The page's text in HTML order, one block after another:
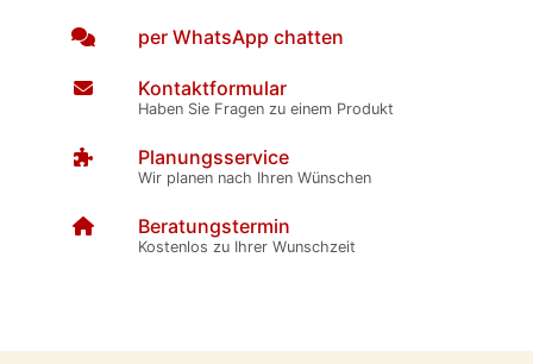
per WhatsApp chatten
Kontaktformular
Haben Sie Fragen zu einem Produkt
Planungsservice
Wir planen nach Ihren Wünschen
Beratungstermin
Kostenlos zu Ihrer Wunschzeit